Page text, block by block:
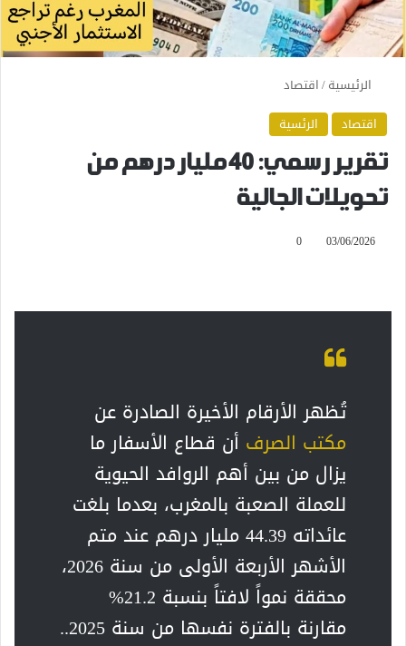
الرئيسية/اقتصاد
اقتصاد
الرئسية
تقرير رسمي: 40 مليار درهم من
تحويلات الجالية
03/06/2026
0
تُظهر الأرقام الأخيرة الصادرة عن
مكتب الصرف أن قطاع الأسفار ما
يزال من بين أهم الروافد الحيوية
للعملة الصعبة بالمغرب، بعدما بلغت
عائداته 44.39 مليار درهم عند متم
الأشهر الأربعة الأولى من سنة 2026،
محققة نمواً لافتاً بنسبة 21.2%
مقارنة بالفترة نفسها من سنة 2025..